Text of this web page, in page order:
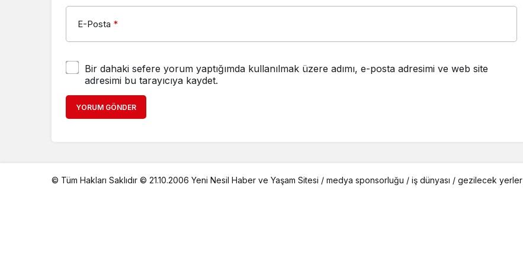
E-Posta *
Bir dahaki sefere yorum yaptığımda kullanılmak üzere adımı, e-posta adresimi ve web site
adresimi bu tarayıcıya kaydet.
YORUM GÖNDER
© Tüm Hakları Saklıdır © 21.10.2006 Yeni Nesil Haber ve Yaşam Sitesi / medya sponsorluğu / iş dünyası / gezilecek yerler